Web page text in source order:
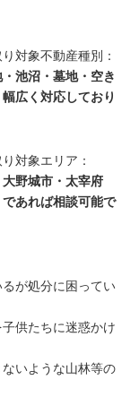
対象不動産種別：
池沼・墓地・空き
広く対応しており
対象エリア：
野城市・太宰府
あれば相談可能で
が処分に困ってい
供たちに迷惑かけ
いような山林等の